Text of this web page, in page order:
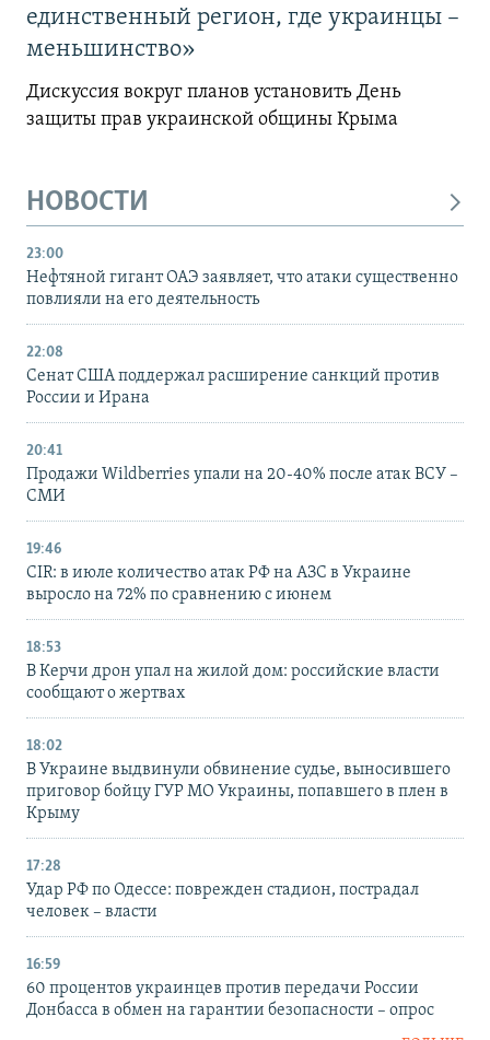
единственный регион, где украинцы –
меньшинство»
Дискуссия вокруг планов установить День
защиты прав украинской общины Крыма
НОВОСТИ
23:00
Нефтяной гигант ОАЭ заявляет, что атаки существенно
повлияли на его деятельность
22:08
Сенат США поддержал расширение санкций против
России и Ирана
20:41
Продажи Wildberries упали на 20-40% после атак ВСУ –
СМИ
19:46
CIR: в июле количество атак РФ на АЗС в Украине
выросло на 72% по сравнению с июнем
18:53
В Керчи дрон упал на жилой дом: российские власти
сообщают о жертвах
18:02
В Украине выдвинули обвинение судье, выносившего
приговор бойцу ГУР МО Украины, попавшего в плен в
Крыму
17:28
Удар РФ по Одессе: поврежден стадион, пострадал
человек – власти
16:59
60 процентов украинцев против передачи России
Донбасса в обмен на гарантии безопасности – опрос